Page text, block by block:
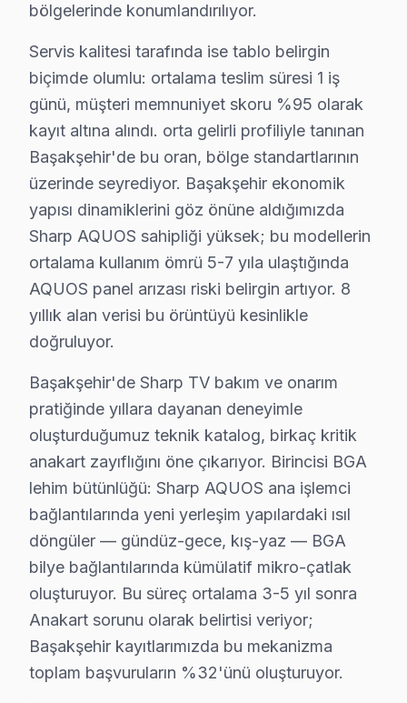
Bahçeşehir 2. Kısım'da Sharp TV Servisi
Bahçeşehir 2. Kısım, yeni konut projeleriyle dikkat
Başak'ta Sharp TV Servisi
Başak, özellikle daha eski yapılarla dolu olan bir
Başakşehir'de Sharp TV Servisi
Başakşehir, gelişen yapısıyla birlikte televizyon
Güvercintepe'de Sharp TV Servisi
Güvercintepe, eski binaların yoğun olduğu bir
Kayabaşı'nda Sharp TV Servisi
Kayabaşı, yeni konut projeleri ile dolup taşsa da,
Kayaşehir'de Sharp TV Servisi
Kayaşehir, yeni yapılan konut projeleri ile ilgiyi
Şahintepe'de Sharp TV Servisi
Şahintepe'de, elektrik altyapısının durumu, Sharp
Şamlar'da Sharp TV Servisi
Şamlar, daha çok eski yapılarla dolu bir bölge ve bu
Ziya Gökalp'te Sharp TV Servisi
Ziya Gökalp, eski binaların bulunduğu bir mahalle
Sharp Parça Temini ve Maliyet Gerçekleri
bölgelerinde konumlandırılıyor.
Servis kalitesi tarafında ise tablo belirgin
biçimde olumlu: ortalama teslim süresi 1 iş
günü, müşteri memnuniyet skoru %95 olarak
kayıt altına alındı. orta gelirli profiliyle tanınan
Başakşehir'de bu oran, bölge standartlarının
üzerinde seyrediyor. Başakşehir ekonomik
yapısı dinamiklerini göz önüne aldığımızda
Sharp AQUOS sahipliği yüksek; bu modellerin
ortalama kullanım ömrü 5-7 yıla ulaştığında
AQUOS panel arızası riski belirgin artıyor. 8
yıllık alan verisi bu örüntüyü kesinlikle
doğruluyor.
Başakşehir'de Sharp TV bakım ve onarım
pratiğinde yıllara dayanan deneyimle
oluşturduğumuz teknik katalog, birkaç kritik
anakart zayıflığını öne çıkarıyor. Birincisi BGA
lehim bütünlüğü: Sharp AQUOS ana işlemci
bağlantılarında yeni yerleşim yapılardaki ısıl
döngüler — gündüz-gece, kış-yaz — BGA
bilye bağlantılarında kümülatif mikro-çatlak
oluşturuyor. Bu süreç ortalama 3-5 yıl sonra
Anakart sorunu olarak belirtisi veriyor;
Başakşehir kayıtlarımızda bu mekanizma
toplam başvuruların %32'ünü oluşturuyor.